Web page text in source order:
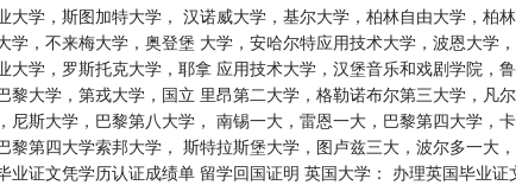
大学，斯图加特大学， 汉诺威大学，基尔大学，柏林自由大学，柏
学，不来梅大学，奥登堡 大学，安哈尔特应用技术大学，波恩大学
大学，罗斯托克大学，耶拿 应用技术大学，汉堡音乐和戏剧学院，
黎大学，第戎大学，国立 里昂第二大学，格勒诺布尔第三大学，凡
尼斯大学，巴黎第八大学， 南锡一大，雷恩一大，巴黎第四大学，
黎第四大学索邦大学， 斯特拉斯堡大学，图卢兹三大，波尔多一大
业证文凭学历认证成绩单 留学回国证明 英国大学： 办理英国毕业